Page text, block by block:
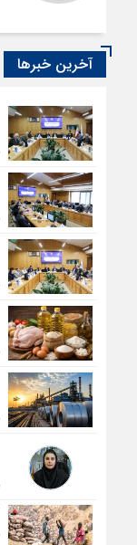
آخرین خبرها